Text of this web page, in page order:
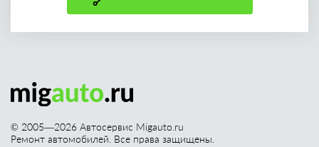
© 2005—2026 Автосервис Migauto.ru
Ремонт автомобилей. Все права защищены.